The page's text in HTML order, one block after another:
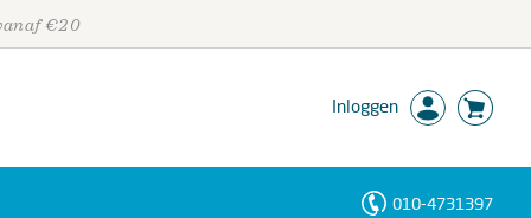
€20
Inloggen
010-4731397